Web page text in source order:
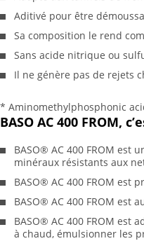
Aditivé pour être
Sa composition le rend
Sans acide nitrique ou
Il ne génère pas de rejets
* Aminomethylphosphonic
BASO AC 400 FROM,
BASO® AC 400 FROM
minéraux résistants aux
BASO® AC 400 FROM est
BASO® AC 400 FROM est
BASO® AC 400 FROM est
à chaud, émulsionner les